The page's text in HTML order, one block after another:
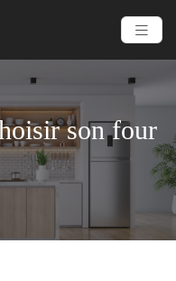
son four